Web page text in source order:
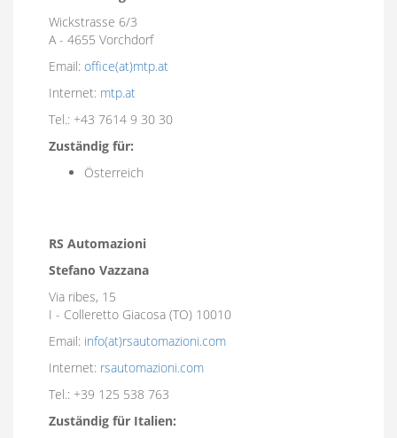
Wickstrasse 6/3
A - 4655 Vorchdorf
Email: office(at)mtp.at
Internet: mtp.at
Tel.: +43 7614 9 30 30
Zuständig für:
Österreich
RS Automazioni
​​​​​​​Stefano Vazzana
Via ribes, 15
I - Colleretto Giacosa (TO) 10010
Email: info(at)rsautomazioni.com
Internet: rsautomazioni.com
Tel.: +39 125 538 763
Zuständig für Italien: